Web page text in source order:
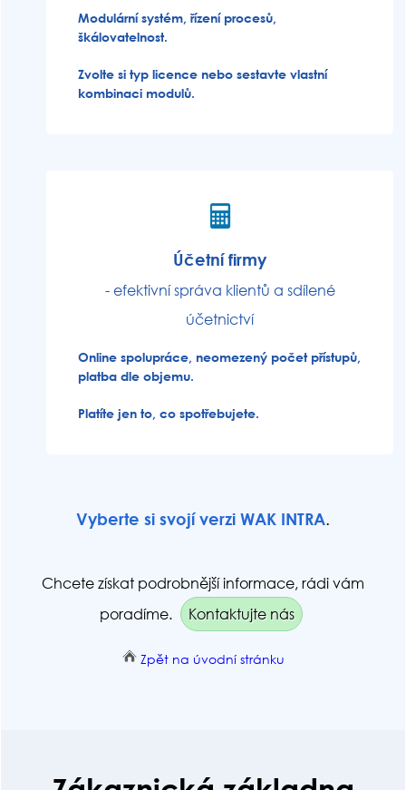
Modulární systém, řízení procesů,
škálovatelnost.
Zvolte si typ licence nebo sestavte vlastní
kombinaci modulů.
Účetní firmy
- efektivní správa klientů a sdílené
účetnictví
Online spolupráce, neomezený počet přístupů,
platba dle objemu.
Platíte jen to, co spotřebujete.
Vyberte si svojí verzi WAK INTRA.
Chcete získat podrobnější informace, rádi vám
poradíme.
Kontaktujte nás
Zpět na úvodní stránku